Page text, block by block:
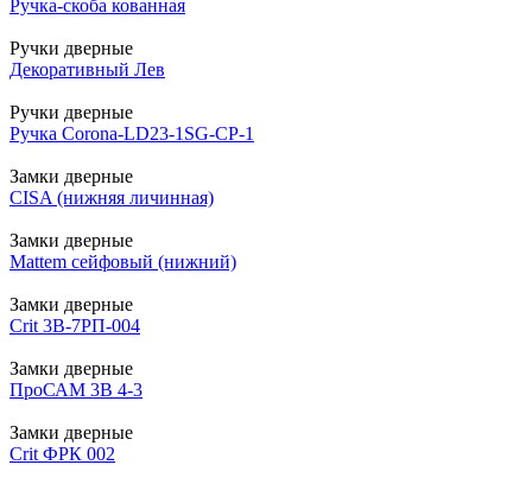
Ручка-скоба кованная
Ручки дверные
Декоративный Лев
Ручки дверные
Ручка Corona-LD23-1SG-CP-1
Замки дверные
CISA (нижняя личинная)
Замки дверные
Mattem сейфовый (нижний)
Замки дверные
Crit 3В-7РП-004
Замки дверные
ПроСАМ 3В 4-3
Замки дверные
Crit ФРК 002